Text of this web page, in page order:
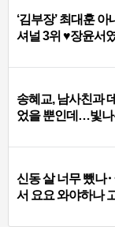
‘김부장’ 최대훈
셔널 3위 ♥장윤서
송혜교, 남사친과
었을 뿐인데…빛나
신동 살 너무 뺐나
서 요요 와야하나